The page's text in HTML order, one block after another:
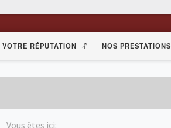
VOTRE RÉPUTATION NOS PRESTATIONS
Vous êtes ici: